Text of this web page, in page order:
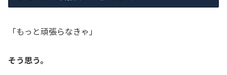
「もっと頑張らなきゃ」
そう思う。